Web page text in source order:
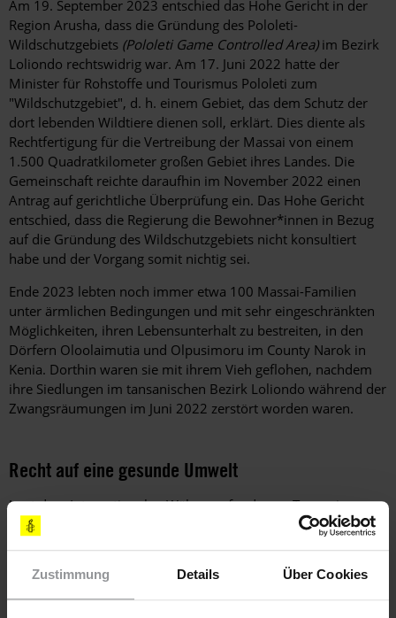
Zustimmung Details Über Cookies
Am 19. September 2023 entschied das Hohe Gericht in der
Region Arusha, dass die Gründung des Pololeti-
Wildschutzgebiets (Pololeti Game Controlled Area)im Bezirk
Loliondo rechtswidrig war. Am 17. Juni 2022 hatte der
Minister für Rohstoffe und Tourismus Pololeti zum
"Wildschutzgebiet", d. h. einem Gebiet, das dem Schutz der
dort lebenden Wildtiere dienen soll, erklärt. Dies diente als
Rechtfertigung für die Vertreibung der Massai von einem
1.500 Quadratkilometer großen Gebiet ihres Landes. Die
Gemeinschaft reichte daraufhin im November 2022 einen
Antrag auf gerichtliche Überprüfung ein. Das Hohe Gericht
entschied, dass die Regierung die Bewohner*innen in Bezug
auf die Gründung des Wildschutzgebiets nicht konsultiert
habe und der Vorgang somit nichtig sei.
Ende 2023 lebten noch immer etwa 100 Massai-Familien
unter ärmlichen Bedingungen und mit sehr eingeschränkten
Möglichkeiten, ihren Lebensunterhalt zu bestreiten, in den
Dörfern Oloolaimutia und Olpusimoru im County Narok in
Kenia. Dorthin waren sie mit ihrem Vieh geflohen, nachdem
ihre Siedlungen im tansanischen Bezirk Loliondo während der
Zwangsräumungen im Juni 2022 zerstört worden waren.
Recht auf eine gesunde Umwelt
Laut dem Internationalen Währungsfonds war Tansania
"besonders anfällig für den Klimawandel" und gleichzeitig
Am 24. Januar 2023 erhielt das Ölunternehmen